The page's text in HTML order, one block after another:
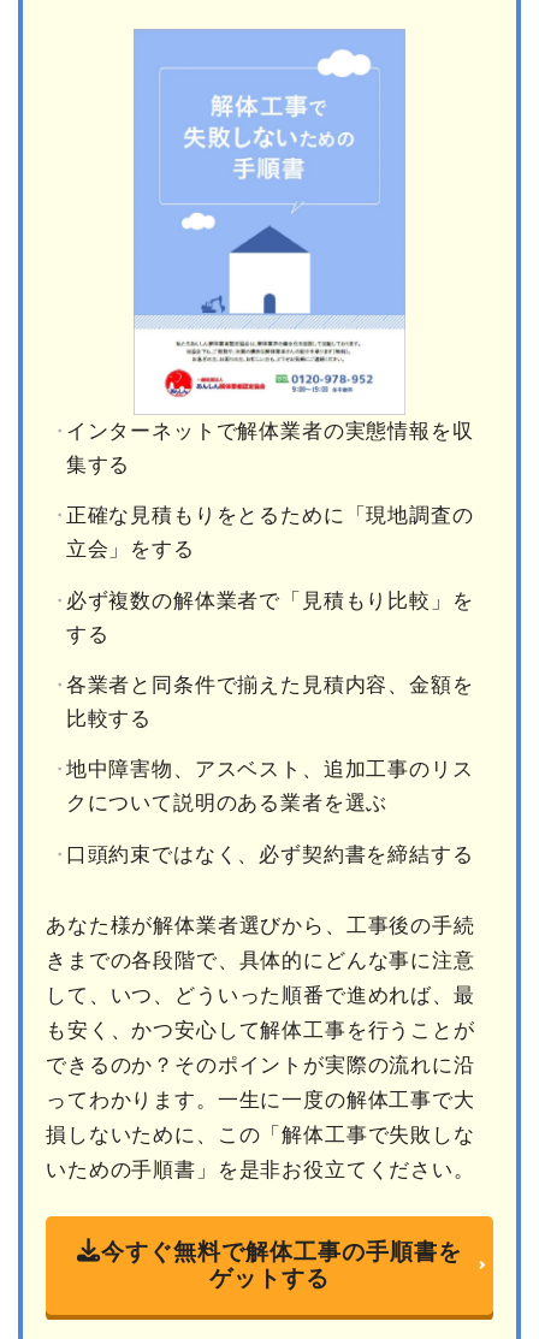
インターネットで解体業者の実態情報を収
集する
正確な見積もりをとるために「現地調査の
立会」をする
必ず複数の解体業者で「見積もり比較」を
する
各業者と同条件で揃えた見積内容、金額を
比較する
地中障害物、アスベスト、追加工事のリス
クについて説明のある業者を選ぶ
口頭約束ではなく、必ず契約書を締結する
あなた様が解体業者選びから、工事後の手続
きまでの各段階で、具体的にどんな事に注意
して、いつ、どういった順番で進めれば、最
も安く、かつ安心して解体工事を行うことが
できるのか？そのポイントが実際の流れに沿
ってわかります。一生に一度の解体工事で大
損しないために、この「解体工事で失敗しな
いための手順書」を是非お役立てください。
今すぐ無料で解体工事の手順書を
ゲットする